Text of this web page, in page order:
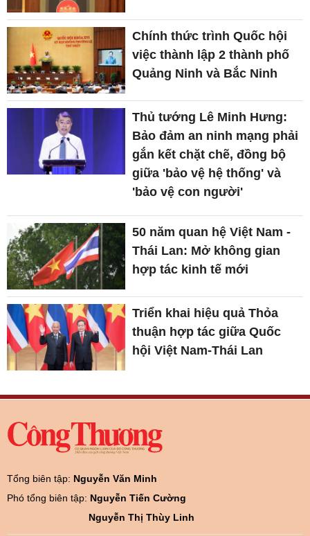
Chính thức trình Quốc hội
việc thành lập 2 thành phố
Quảng Ninh và Bắc Ninh
Thủ tướng Lê Minh Hưng:
Bảo đảm an ninh mạng phải
gắn kết chặt chẽ, đồng bộ
giữa 'bảo vệ hệ thống' và
'bảo vệ con người'
50 năm quan hệ Việt Nam -
Thái Lan: Mở không gian
hợp tác kinh tế mới
Triển khai hiệu quả Thỏa
thuận hợp tác giữa Quốc
hội Việt Nam-Thái Lan
Tổng biên tập: Nguyễn Văn Minh
Phó tổng biên tập: Nguyễn Tiến Cường
Nguyễn Thị Thùy Linh